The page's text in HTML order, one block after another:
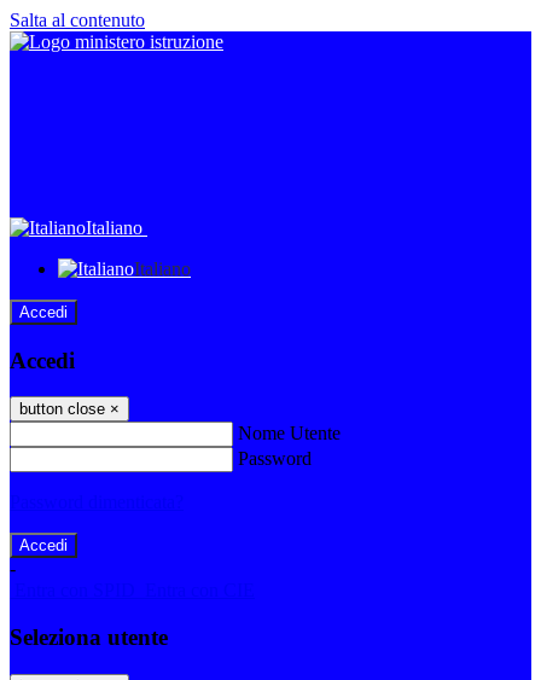
Salta al contenuto
Italiano
Italiano
Accedi
Accedi
button close ×
Nome Utente
Password
-
Seleziona utente